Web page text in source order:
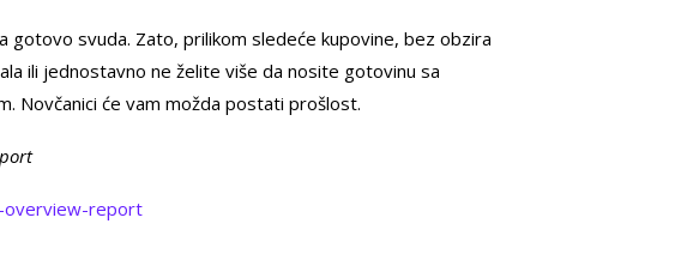
svuda. Zato, prilikom sledeće kupovine, bez obzira
ili jednostavno ne želite više da nosite gotovinu sa
Novčanici će vam možda postati prošlost.
report